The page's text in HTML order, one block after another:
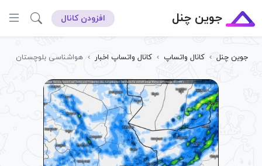
جوین چنل افزودن کانال
جوین چنل › کانال واتساپ › کانال واتساپ اخبار › هواشناسی بلوچستان